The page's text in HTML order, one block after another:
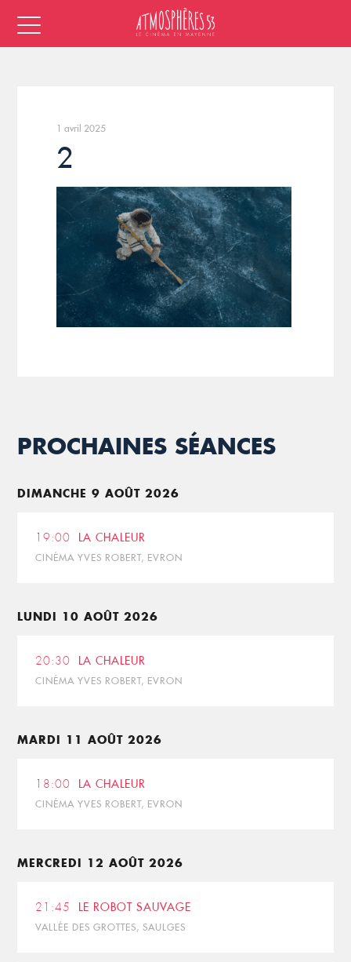
1 avril 2025
2
PROCHAINES SÉANCES
DIMANCHE 9 AOÛT 2026
19:00 LA CHALEUR
CINÉMA YVES ROBERT, EVRON
LUNDI 10 AOÛT 2026
20:30 LA CHALEUR
CINÉMA YVES ROBERT, EVRON
MARDI 11 AOÛT 2026
18:00 LA CHALEUR
CINÉMA YVES ROBERT, EVRON
MERCREDI 12 AOÛT 2026
21:45 LE ROBOT SAUVAGE
VALLÉE DES GROTTES, SAULGES